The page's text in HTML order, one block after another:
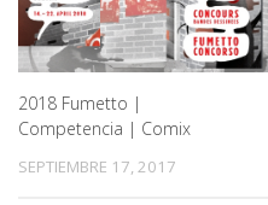
2018 Fumetto |
Competencia | Comix
SEPTIEMBRE 17, 2017